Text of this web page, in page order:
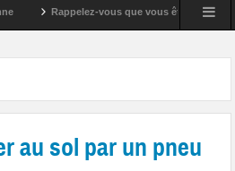
Rappelez-vous que vous êtes super !
au sol par un pneu